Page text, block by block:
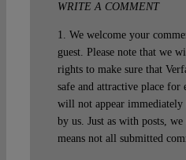
WRITE A COMMENT
1. We welcome your
guest. Please note that we
rights to make sure that
safe and attractive place for
will not appear
by us. Just as with posts,
means not all submitted